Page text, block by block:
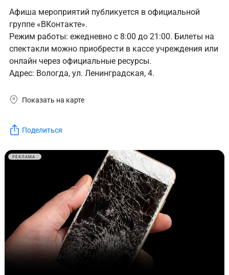
Афиша мероприятий публикуется в официальной
группе «ВКонтакте».
Режим работы: ежедневно с 8:00 до 21:00. Билеты на
спектакли можно приобрести в кассе учреждения или
онлайн через официальные ресурсы.
Адрес: Вологда, ул. Ленинградская, 4.
Показать на карте
Поделиться
РЕКЛАМА